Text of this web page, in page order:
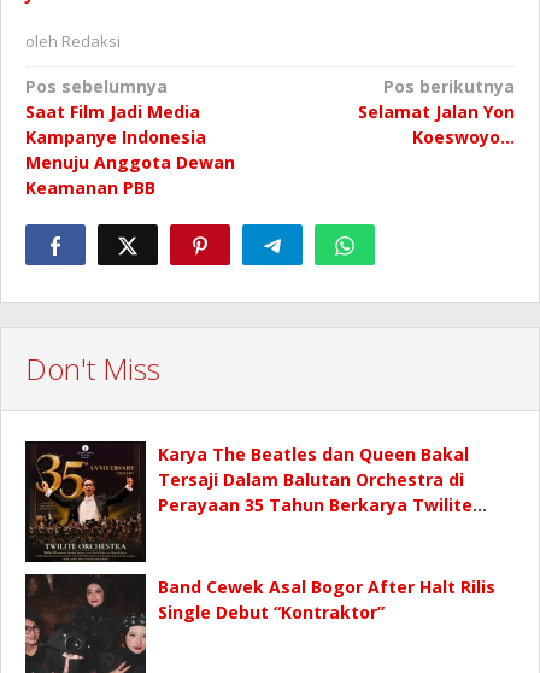
oleh Redaksi
Navigasi
pos
Pos sebelumnya
Saat Film Jadi Media
Kampanye Indonesia
Menuju Anggota Dewan
Keamanan PBB
Pos berikutnya
Selamat Jalan Yon
Koeswoyo…
Don't Miss
Karya The Beatles dan Queen Bakal
Tersaji Dalam Balutan Orchestra di
Perayaan 35 Tahun Berkarya Twilite
Band Cewek Asal Bogor After Halt Rilis
Single Debut “Kontraktor”